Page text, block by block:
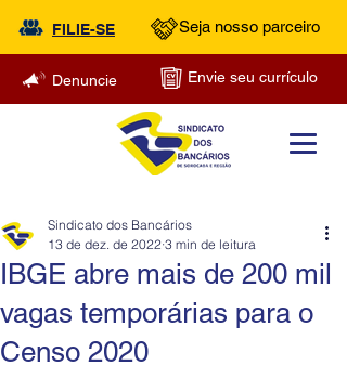
FILIE-SE Seja nosso parceiro
Denuncie Envie seu currículo
IBGE abre mais de 200 mil
vagas temporárias para o
Censo 2020
Sindicato dos Bancários
13 de dez. de 2022 3 min de leitura